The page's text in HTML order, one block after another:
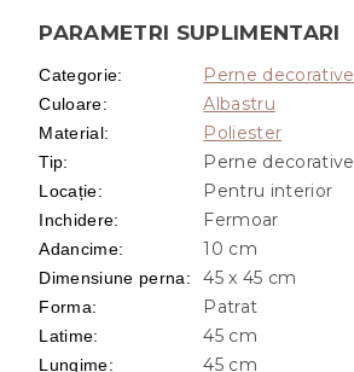
PARAMETRI SUPLIMENTARI
Categorie: Perne decorative
Culoare: Albastru
Material: Poliester
Tip: Perne decorative
Locație: Pentru interior
Inchidere: Fermoar
Adancime: 10 cm
Dimensiune perna: 45 x 45 cm
Forma: Patrat
Latime: 45 cm
Lungime: 45 cm